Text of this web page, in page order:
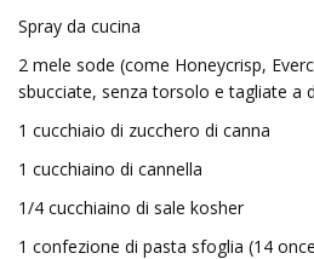
Spray da cucina
2 mele sode (come Honeycrisp,
sbucciate, senza torsolo e tagliate a
1 cucchiaio di zucchero di canna
1 cucchiaino di cannella
1/4 cucchiaino di sale kosher
1 confezione di pasta sfoglia (14